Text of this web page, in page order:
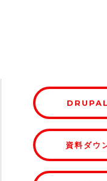
資料ダウ